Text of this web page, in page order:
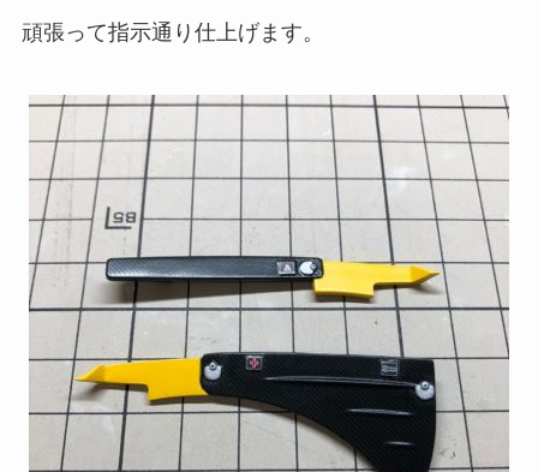
頑張って指示通り仕上げます。